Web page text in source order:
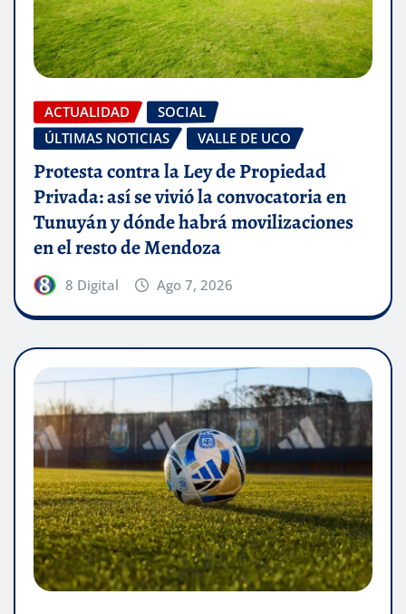
ACTUALIDAD
SOCIAL
ÚLTIMAS NOTICIAS
VALLE DE UCO
Protesta contra la Ley de Propiedad
Privada: así se vivió la convocatoria en
Tunuyán y dónde habrá movilizaciones
en el resto de Mendoza
8 Digital Ago 7, 2026